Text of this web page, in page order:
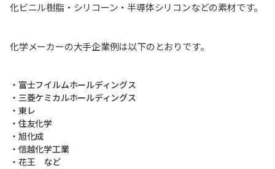
化ビニル樹脂・シリコーン・半導体シリコンなどの素材です。
化学メーカーの大手企業例は以下のとおりです。
・富士フイルムホールディングス
・三菱ケミカルホールディングス
・東レ
・住友化学
・旭化成
・信越化学工業
・花王 など